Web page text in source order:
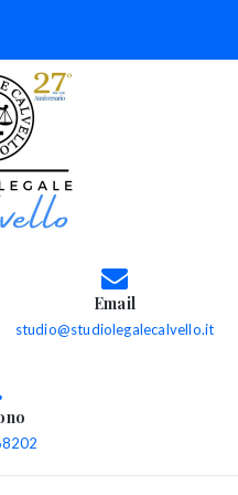
Email
studio@studiolegalecalvello.it